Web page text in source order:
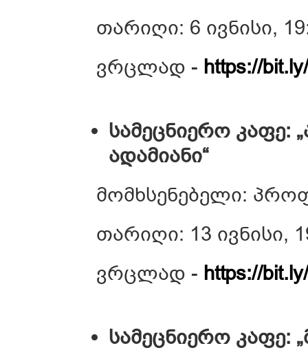
თარიღი: 6 ივნისი,
ვრცლად - https://
სამეცნიერო კაფე:
ადამიანი“
მომხსენებელი:
თარიღი: 13 ივნისი,
ვრცლად - https://
სამეცნიერო კაფე: